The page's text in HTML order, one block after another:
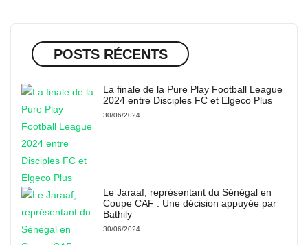
POSTS RÉCENTS
La finale de la Pure Play Football League
2024 entre Disciples FC et Elgeco Plus
30/06/2024
Le Jaraaf, représentant du Sénégal en
Coupe CAF : Une décision appuyée par
Bathily
30/06/2024